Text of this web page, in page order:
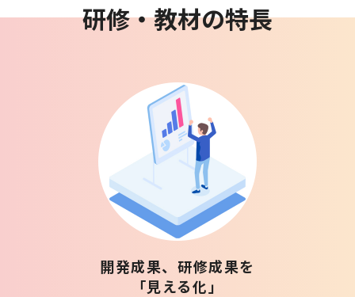
研修・教材の特長
開発成果、研修成果を
「見える化」